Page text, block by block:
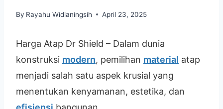
By Rayahu Widianingsih April 23, 2025
Harga Atap Dr Shield – Dalam dunia
konstruksi modern, pemilihan material atap
menjadi salah satu aspek krusial yang
menentukan kenyamanan, estetika, dan